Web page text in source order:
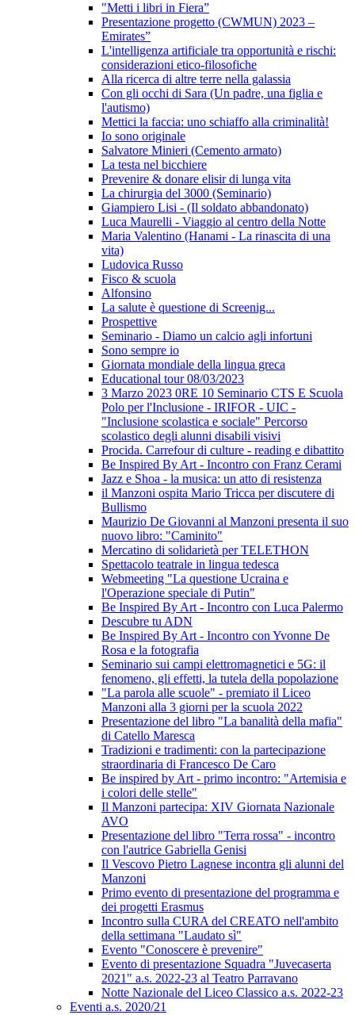
"Metti i libri in Fiera”
Presentazione progetto (CWMUN) 2023 –
Emirates”
L'intelligenza artificiale tra opportunità e rischi:
considerazioni etico-filosofiche
Alla ricerca di altre terre nella galassia
Con gli occhi di Sara (Un padre, una figlia e
l'autismo)
Mettici la faccia: uno schiaffo alla criminalità!
Io sono originale
Salvatore Minieri (Cemento armato)
La testa nel bicchiere
Prevenire & donare elisir di lunga vita
La chirurgia del 3000 (Seminario)
Giampiero Lisi - (Il soldato abbandonato)
Luca Maurelli - Viaggio al centro della Notte
Maria Valentino (Hanami - La rinascita di una
vita)
Ludovica Russo
Fisco & scuola
Alfonsino
La salute è questione di Screenig...
Prospettive
Seminario - Diamo un calcio agli infortuni
Sono sempre io
Giornata mondiale della lingua greca
Educational tour 08/03/2023
3 Marzo 2023 0RE 10 Seminario CTS E Scuola
Polo per l'Inclusione - IRIFOR - UIC -
"Inclusione scolastica e sociale" Percorso
scolastico degli alunni disabili visivi
Procida. Carrefour di culture - reading e dibattito
Be Inspired By Art - Incontro con Franz Cerami
Jazz e Shoa - la musica: un atto di resistenza
il Manzoni ospita Mario Tricca per discutere di
Bullismo
Maurizio De Giovanni al Manzoni presenta il suo
nuovo libro: "Caminito"
Mercatino di solidarietà per TELETHON
Spettacolo teatrale in lingua tedesca
Webmeeting "La questione Ucraina e
l'Operazione speciale di Putin"
Be Inspired By Art - Incontro con Luca Palermo
Descubre tu ADN
Be Inspired By Art - Incontro con Yvonne De
Rosa e la fotografia
Seminario sui campi elettromagnetici e 5G: il
fenomeno, gli effetti, la tutela della popolazione
"La parola alle scuole" - premiato il Liceo
Manzoni alla 3 giorni per la scuola 2022
Presentazione del libro "La banalità della mafia"
di Catello Maresca
Tradizioni e tradimenti: con la partecipazione
straordinaria di Francesco De Caro
Be inspired by Art - primo incontro: "Artemisia e
i colori delle stelle"
Il Manzoni partecipa: XIV Giornata Nazionale
AVO
Presentazione del libro "Terra rossa" - incontro
con l'autrice Gabriella Genisi
Il Vescovo Pietro Lagnese incontra gli alunni del
Manzoni
Primo evento di presentazione del programma e
dei progetti Erasmus
Incontro sulla CURA del CREATO nell'ambito
della settimana "Laudato sì"
Evento "Conoscere è prevenire"
Evento di presentazione Squadra "Juvecaserta
2021" a.s. 2022-23 al Teatro Parravano
Notte Nazionale del Liceo Classico a.s. 2022-23
Eventi a.s. 2020/21